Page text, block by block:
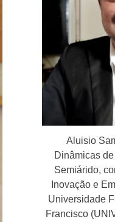
Aluisio
Dinâmicas
Semiárido,
Inovação e
Universidade
Francisco